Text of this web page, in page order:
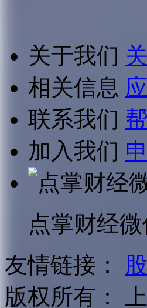
关于我们
相关信息
联系我们
加入我们
点掌财经
友情链接：
版权所有：